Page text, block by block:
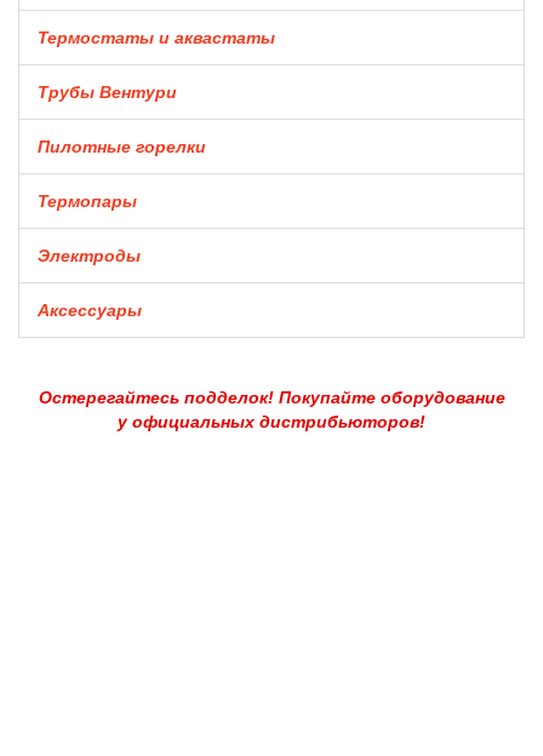
Термостаты и аквастаты
Трубы Вентури
Пилотные горелки
Термопары
Электроды
Аксессуары
Остерегайтесь подделок! Покупайте оборудование
у официальных дистрибьюторов!